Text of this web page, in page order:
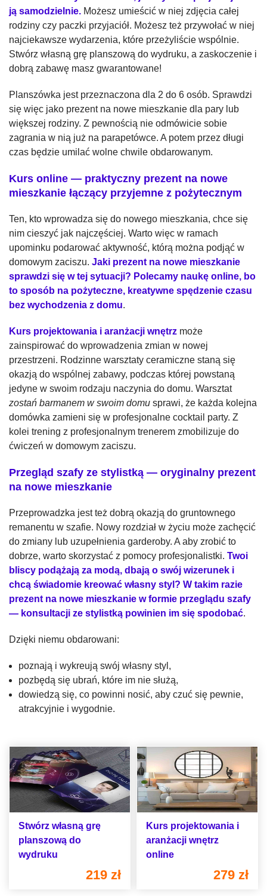
ją samodzielnie. Możesz umieścić w niej zdjęcia całej
rodziny czy paczki przyjaciół. Możesz też przywołać w niej
najciekawsze wydarzenia, które przeżyliście wspólnie.
Stwórz własną grę planszową do wydruku, a zaskoczenie i
dobrą zabawę masz gwarantowane!
Planszówka jest przeznaczona dla 2 do 6 osób. Sprawdzi
się więc jako prezent na nowe mieszkanie dla pary lub
większej rodziny. Z pewnością nie odmówicie sobie
zagrania w nią już na parapetówce. A potem przez długi
czas będzie umilać wolne chwile obdarowanym.
Kurs online — praktyczny prezent na nowe
mieszkanie łączący przyjemne z pożytecznym
Ten, kto wprowadza się do nowego mieszkania, chce się
nim cieszyć jak najczęściej. Warto więc w ramach
upominku podarować aktywność, którą można podjąć w
domowym zaciszu. Jaki prezent na nowe mieszkanie
sprawdzi się w tej sytuacji? Polecamy naukę online, bo
to sposób na pożyteczne, kreatywne spędzenie czasu
bez wychodzenia z domu.
Kurs projektowania i aranżacji wnętrz może
zainspirować do wprowadzenia zmian w nowej
przestrzeni. Rodzinne warsztaty ceramiczne staną się
okazją do wspólnej zabawy, podczas której powstaną
jedyne w swoim rodzaju naczynia do domu. Warsztat
zostań barmanem w swoim domu sprawi, że każda kolejna
domówka zamieni się w profesjonalne cocktail party. Z
kolei trening z profesjonalnym trenerem zmobilizuje do
ćwiczeń w domowym zaciszu.
Przegląd szafy ze stylistką — oryginalny prezent
na nowe mieszkanie
Przeprowadzka jest też dobrą okazją do gruntownego
remanentu w szafie. Nowy rozdział w życiu może zachęcić
do zmiany lub uzupełnienia garderoby. A aby zrobić to
dobrze, warto skorzystać z pomocy profesjonalistki. Twoi
bliscy podążają za modą, dbają o swój wizerunek i
chcą świadomie kreować własny styl? W takim razie
prezent na nowe mieszkanie w formie przeglądu szafy
— konsultacji ze stylistką powinien im się spodobać.
Dzięki niemu obdarowani:
poznają i wykreują swój własny styl,
pozbędą się ubrań, które im nie służą,
dowiedzą się, co powinni nosić, aby czuć się pewnie,
atrakcyjnie i wygodnie.
Stwórz własną grę
planszową do
wydruku
219 zł
Kurs projektowania i
aranżacji wnętrz
online
279 zł